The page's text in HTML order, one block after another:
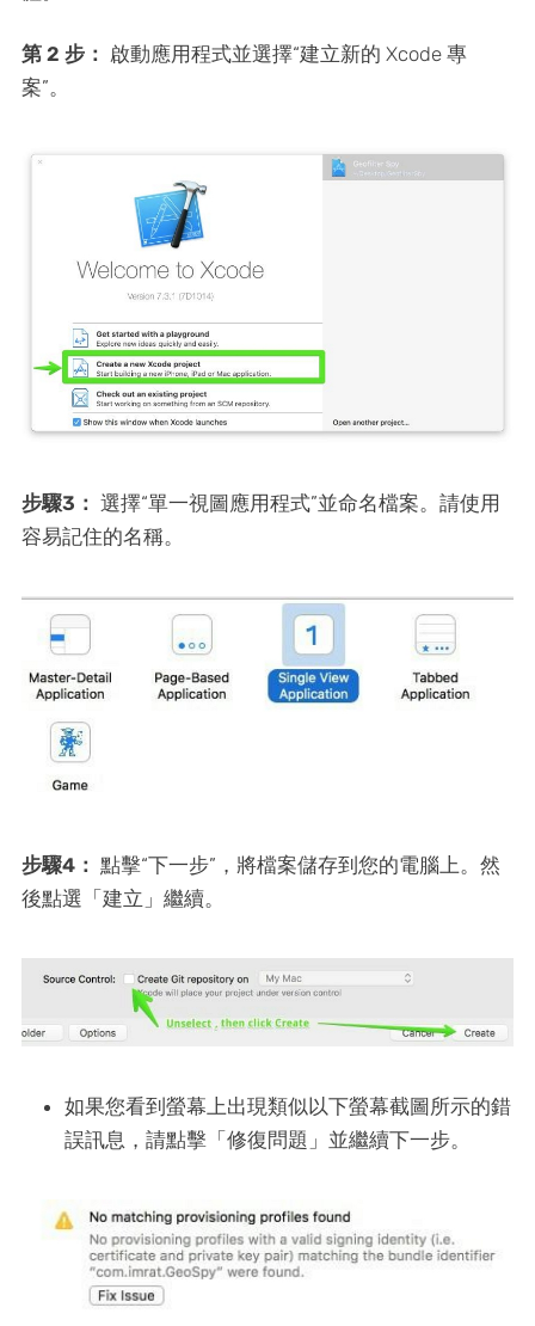
第 2 步： 啟動應用程式並選擇“建立新的 Xcode 專
案”。
步驟3： 選擇“單一視圖應用程式”並命名檔案。請使用
容易記住的名稱。
步驟4： 點擊“下一步”，將檔案儲存到您的電腦上。然
後點選「建立」繼續。
如果您看到螢幕上出現類似以下螢幕截圖所示的錯
誤訊息，請點擊「修復問題」並繼續下一步。